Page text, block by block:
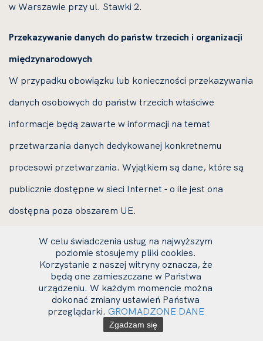
w Warszawie przy ul. Stawki 2.
Przekazywanie danych do państw trzecich i organizacji
międzynarodowych
W przypadku obowiązku lub konieczności przekazywania
danych osobowych do państw trzecich właściwe
informacje będą zawarte w informacji na temat
przetwarzania danych dedykowanej konkretnemu
procesowi przetwarzania. Wyjątkiem są dane, które są
publicznie dostępne w sieci Internet - o ile jest ona
dostępna poza obszarem UE.
Przetwarzanie danych osobowych automatycznie (w tym
poprzez profilowanie)
Dane osobowe przetwarzane w UMFC nie podlegają
zautomatyzowanemu podejmowaniu decyzji, w tym
w oparciu o profilowanie.
W celu świadczenia usług na najwyższym
poziomie stosujemy pliki cookies.
Korzystanie z naszej witryny oznacza, że
będą one zamieszczane w Państwa
urządzeniu. W każdym momencie można
dokonać zmiany ustawień Państwa
przeglądarki. GROMADZONE DANE
Zgadzam się